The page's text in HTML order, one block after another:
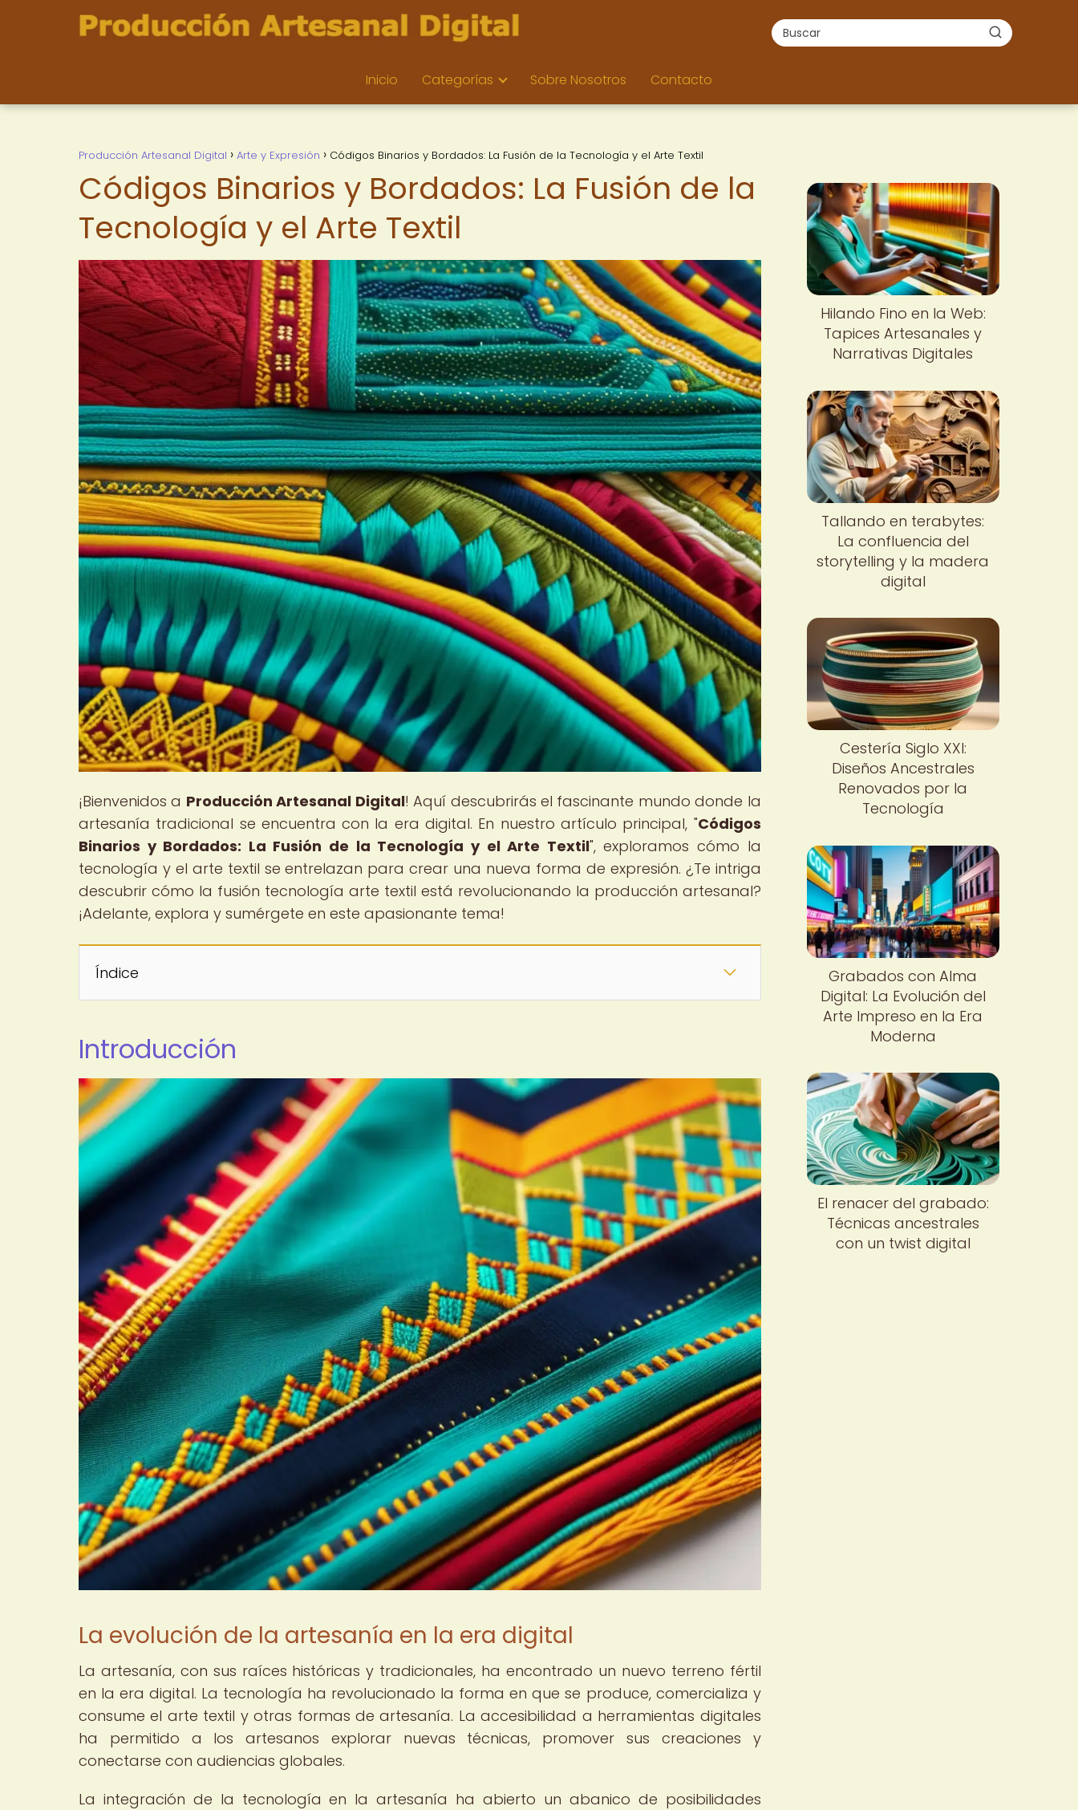
Inicio Categorías Sobre Nosotros Contacto
Producción Artesanal Digital Arte y Expresión Códigos Binarios y Bordados: La Fusión de la Tecnología y el Arte Textil
Códigos Binarios y Bordados: La Fusión de la
Tecnología y el Arte Textil
¡Bienvenidos a Producción Artesanal Digital! Aquí descubrirás el fascinante mundo donde la
artesanía tradicional se encuentra con la era digital. En nuestro artículo principal, "Códigos
Binarios y Bordados: La Fusión de la Tecnología y el Arte Textil", exploramos cómo la
tecnología y el arte textil se entrelazan para crear una nueva forma de expresión. ¿Te intriga
descubrir cómo la fusión tecnología arte textil está revolucionando la producción artesanal?
¡Adelante, explora y sumérgete en este apasionante tema!
Índice
Introducción
La evolución de la artesanía en la era digital
La artesanía, con sus raíces históricas y tradicionales, ha encontrado un nuevo terreno fértil
en la era digital. La tecnología ha revolucionado la forma en que se produce, comercializa y
consume el arte textil y otras formas de artesanía. La accesibilidad a herramientas digitales
ha permitido a los artesanos explorar nuevas técnicas, promover sus creaciones y
conectarse con audiencias globales.
La integración de la tecnología en la artesanía ha abierto un abanico de posibilidades
Hilando Fino en la Web:
Tapices Artesanales y
Narrativas Digitales
Tallando en terabytes:
La confluencia del
storytelling y la madera
digital
Cestería Siglo XXI:
Diseños Ancestrales
Renovados por la
Tecnología
Grabados con Alma
Digital: La Evolución del
Arte Impreso en la Era
Moderna
El renacer del grabado:
Técnicas ancestrales
con un twist digital